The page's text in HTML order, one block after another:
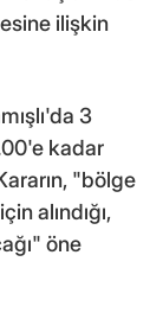
ilişkin
3
kadar
"bölge
alındığı,
öne